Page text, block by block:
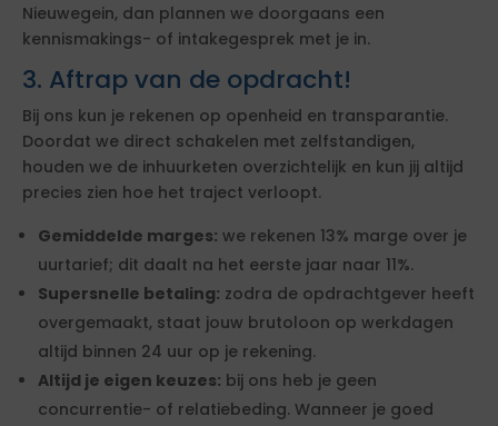
Nieuwegein, dan plannen we doorgaans een
kennismakings- of intakegesprek met je in.
3. Aftrap van de opdracht!
Bij ons kun je rekenen op openheid en transparantie.
Doordat we direct schakelen met zelfstandigen,
houden we de inhuurketen overzichtelijk en kun jij altijd
precies zien hoe het traject verloopt.
Gemiddelde marges: we rekenen 13% marge over je
uurtarief; dit daalt na het eerste jaar naar 11%.
Supersnelle betaling: zodra de opdrachtgever heeft
overgemaakt, staat jouw brutoloon op werkdagen
altijd binnen 24 uur op je rekening.
Altijd je eigen keuzes: bij ons heb je geen
concurrentie- of relatiebeding. Wanneer je goed